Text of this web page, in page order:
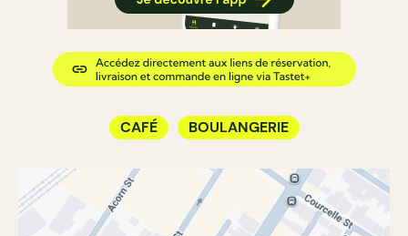
CAFÉ BOULANGERIE